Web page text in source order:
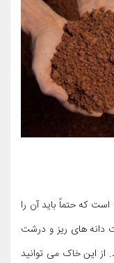
است که حتماً باید آن را
دانه های ریز و درشت
از این خاک می توانید